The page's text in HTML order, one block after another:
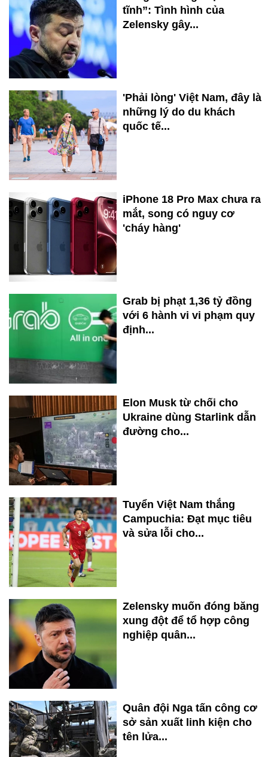
tĩnh”: Tình hình của
Zelensky gây...
'Phải lòng' Việt Nam, đây là
những lý do du khách
quốc tế...
iPhone 18 Pro Max chưa ra
mắt, song có nguy cơ
'cháy hàng'
Grab bị phạt 1,36 tỷ đồng
với 6 hành vi vi phạm quy
định...
Elon Musk từ chối cho
Ukraine dùng Starlink dẫn
đường cho...
Tuyển Việt Nam thắng
Campuchia: Đạt mục tiêu
và sửa lỗi cho...
Zelensky muốn đóng băng
xung đột để tổ hợp công
nghiệp quân...
Quân đội Nga tấn công cơ
sở sản xuất linh kiện cho
tên lửa...